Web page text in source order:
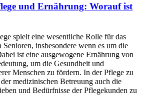
und Ernährung: Worauf ist
spielt eine wesentliche Rolle für das
insbesondere wenn es um die
ist eine ausgewogene Ernährung von
um die Gesundheit und
Menschen zu fördern. In der Pflege zu
medizinischen Betreuung auch die
und Bedürfnisse der Pflegekunden zu